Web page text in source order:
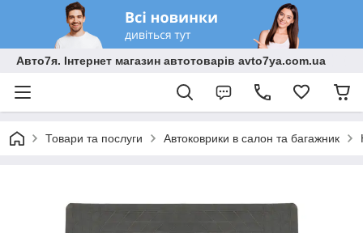
Авто7я. Інтернет магазин автотоварів avto7ya.com.ua
Товари та послуги Автоковрики в салон та багажник